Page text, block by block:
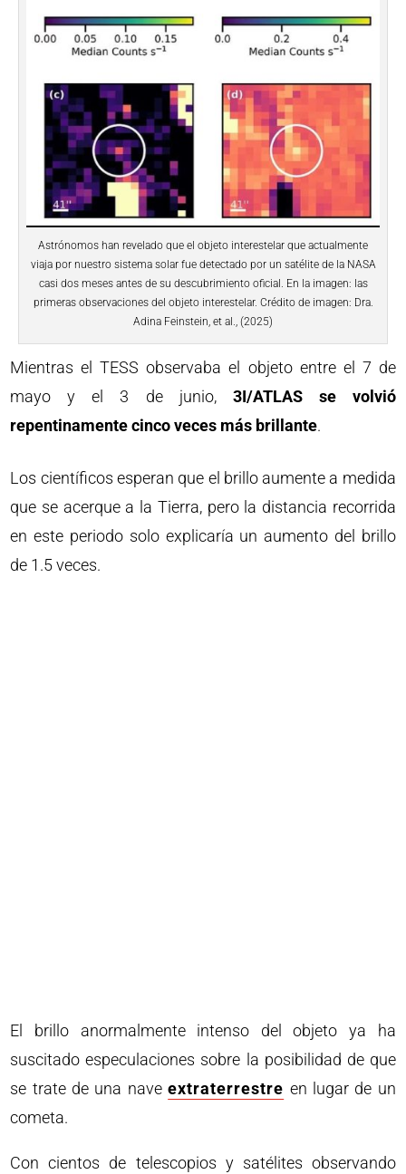
Astrónomos han revelado que el objeto interestelar que actualmente
viaja por nuestro sistema solar fue detectado por un satélite de la NASA
casi dos meses antes de su descubrimiento oficial. En la imagen: las
primeras observaciones del objeto interestelar. Crédito de imagen: Dra.
Adina Feinstein, et al., (2025)
Mientras el TESS observaba el objeto entre el 7 de
mayo y el 3 de junio, 3I/ATLAS se volvió
repentinamente cinco veces más brillante.
Los científicos esperan que el brillo aumente a medida
que se acerque a la Tierra, pero la distancia recorrida
en este periodo solo explicaría un aumento del brillo
de 1.5 veces.
El brillo anormalmente intenso del objeto ya ha
suscitado especulaciones sobre la posibilidad de que
se trate de una naveextraterrestre en lugar de un
cometa.
Con cientos de telescopios y satélites observando